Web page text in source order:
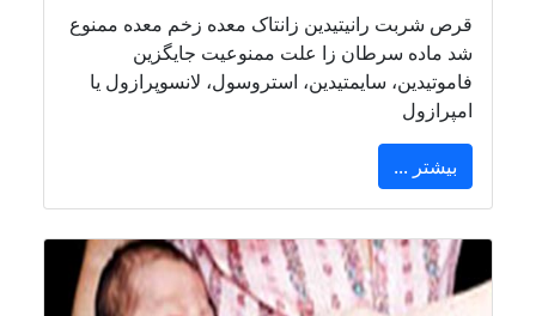
قرص شربت رانیتیدین زانتاک معده زخم معده ممنوع
شد ماده سرطان زا علت ممنوعیت جایگزین
فاموتیدین، سایمتیدین، استروسول، لانسوپرازول یا
امپرازول
بیشتر ...